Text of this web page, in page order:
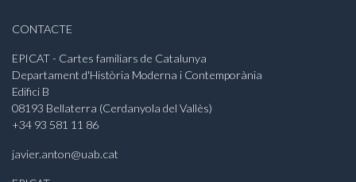
CONTACTE
EPICAT - Cartes familiars de Catalunya
Departament d'Història Moderna i Contemporània
Edifici B
08193 Bellaterra (Cerdanyola del Vallès)
+34 93 581 11 86
javier.anton@uab.cat